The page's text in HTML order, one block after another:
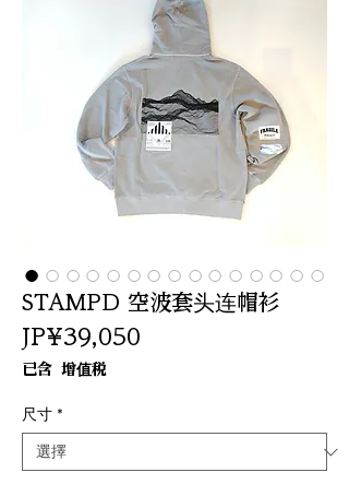
STAMPD 空波套头连帽衫
JP¥39,050
已含 增值税
尺寸 *